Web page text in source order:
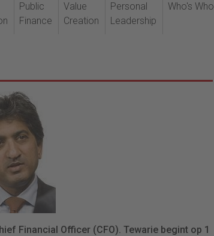
Public
Finance
Value
Creation
Personal
Leadership
Who's Who
Financial Officer (CFO). Tewarie begint op 1